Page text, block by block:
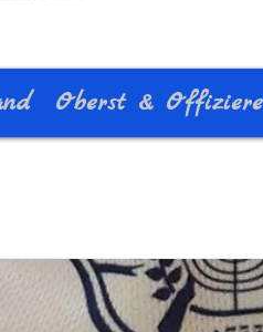
Oberst & Offiziere